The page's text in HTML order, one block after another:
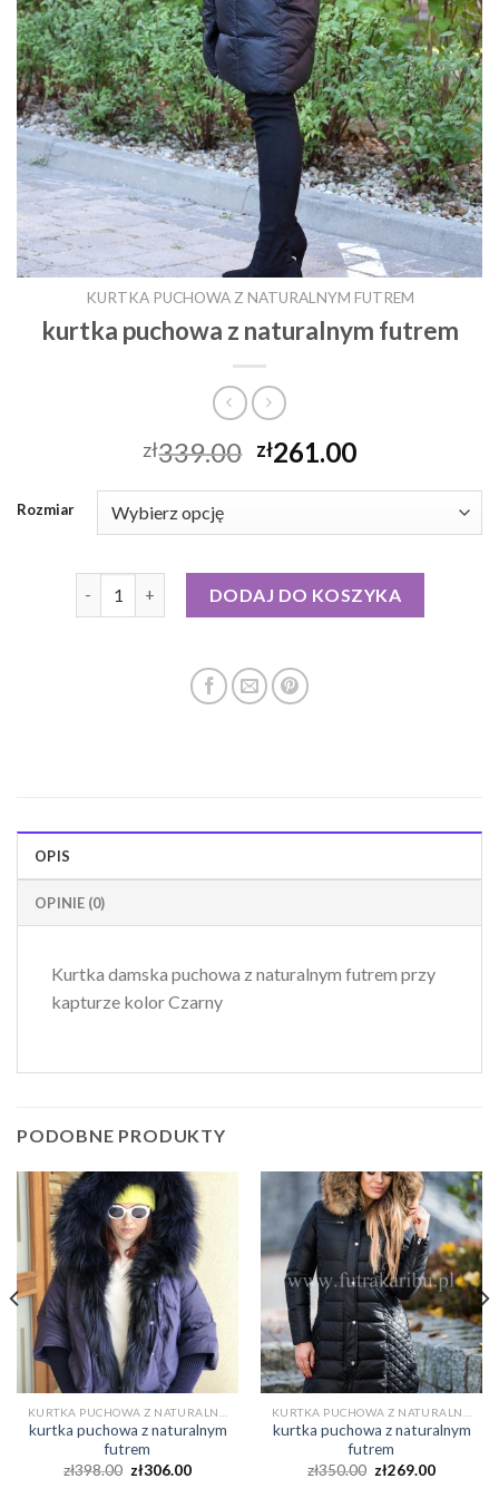
KURTKA PUCHOWA Z NATURALNYM FUTREM
kurtka puchowa z naturalnym futrem
zł339.00 zł261.00
Rozmiar
DODAJ DO KOSZYKA
OPIS
OPINIE (0)
Kurtka damska puchowa z naturalnym futrem przy
kapturze kolor Czarny
PODOBNE PRODUKTY
kurtka puchowa z naturalnym
futrem
zł398.00 zł306.00
kurtka puchowa z naturalnym
futrem
zł350.00 zł269.00